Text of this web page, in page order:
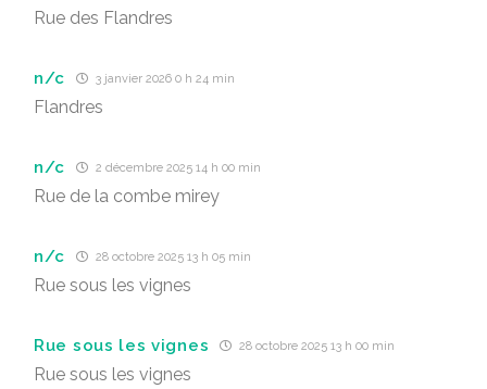
Rue des Flandres
n/c 3 janvier 2026 0 h 24 min
Flandres
n/c 2 décembre 2025 14 h 00 min
Rue de la combe mirey
n/c 28 octobre 2025 13 h 05 min
Rue sous les vignes
Rue sous les vignes 28 octobre 2025 13 h 00 min
Rue sous les vignes